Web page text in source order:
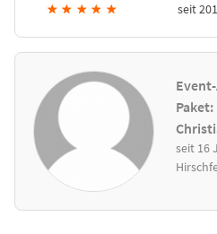
★ ★ ★ ★ ★
seit
Paket:
seit 16